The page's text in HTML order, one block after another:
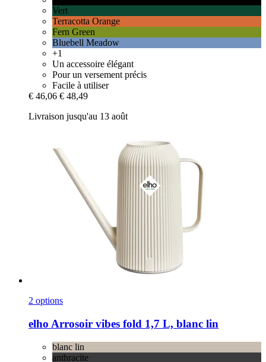
Vert
Terracotta Orange
Fern Green
Bluebell Meadow
+1
Un accessoire élégant
Pour un versement précis
Facile à utiliser
€ 46,06 € 48,49
Livraison jusqu'au 13 août
2 options
elho Arrosoir vibes fold 1,7 L, blanc lin
blanc lin
anthracite